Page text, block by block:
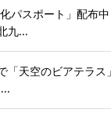
パスポート」配布
九...
「天空のビアテラ